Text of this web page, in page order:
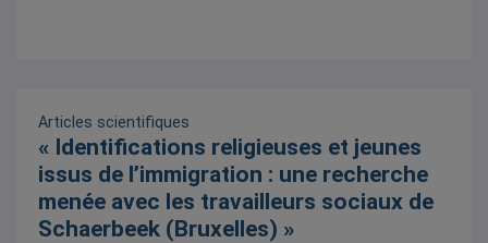
Articles scientifiques
« Identifications religieuses et jeunes
issus de l’immigration : une recherche
menée avec les travailleurs sociaux de
Schaerbeek (Bruxelles) »